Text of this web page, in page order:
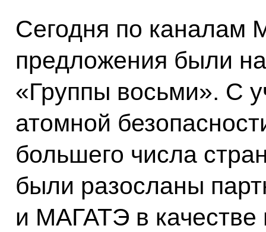
Сегодня по каналам
предложения были
«Группы восьми». С
атомной
большего числа
были разосланы
и МАГАТЭ в качестве